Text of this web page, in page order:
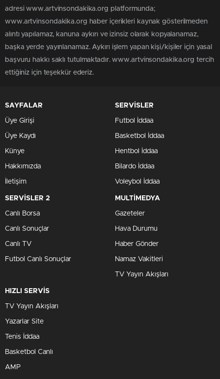
adresi www.artvinsondakika.org platformunda;
www.artvinsondakika.org haber içerikleri kaynak gösterilmeden
alıntı yapılamaz, kanuna aykırı ve izinsiz olarak kopyalanamaz,
başka yerde yayınlanamaz. Aykırı işlem yapan kişi/kişiler için yasal
başvuru hakkı saklı tutulmaktadır. www.artvinsondakika.org tercih
ettiğiniz için teşekkür ederiz.
SAYFALAR
Üye Girişi
Üye Kaydı
Künye
Hakkımızda
İletişim
SERVİSLER
Futbol İddaa
Basketbol İddaa
Hentbol İddaa
Bilardo İddaa
Voleybol İddaa
SERVİSLER 2
Canlı Borsa
Canlı Sonuçlar
Canlı TV
Futbol Canlı Sonuçlar
MULTİMEDYA
Gazeteler
Hava Durumu
Haber Gönder
Namaz Vakitleri
TV Yayın Akışları
HIZLI SERVİS
TV Yayın Akışları
Yazarlar Site
Tenis İddaa
Basketbol Canlı
AMP